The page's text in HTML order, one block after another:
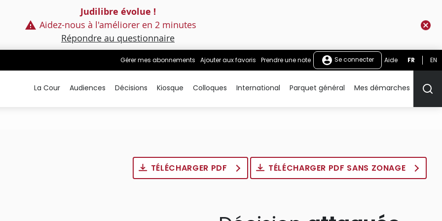
Judilibre évolue !
Aidez-nous à l'améliorer en 2 minutes
Répondre au questionnaire
Gérer mes abonnements Ajouter aux favoris Prendre une note Se connecter Aide FR EN
La Cour Audiences Décisions Kiosque Colloques International Parquet général Mes démarches
TÉLÉCHARGER PDF TÉLÉCHARGER PDF SANS ZONAGE